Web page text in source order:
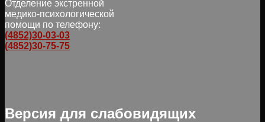
Отделение экстренной
медико-психологической
помощи по телефону:
(4852)30-03-03
(4852)30-75-75
Версия для слабовидящих